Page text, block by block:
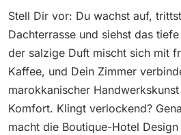
Stell Dir vor: Du wachst auf,
Dachterrasse und siehst das
der salzige Duft mischt sich mit
Kaffee, und Dein Zimmer
marokkanischer
Komfort. Klingt verlockend?
macht die Boutique-Hotel